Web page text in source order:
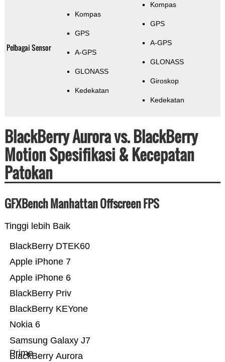
Pelbagai Sensor
Kompas
GPS
A-GPS
GLONASS
Kedekatan
Kompas
GPS
A-GPS
GLONASS
Giroskop
Kedekatan
BlackBerry Aurora vs. BlackBerry
Motion Spesifikasi & Kecepatan
Patokan
GFXBench Manhattan Offscreen FPS
Tinggi lebih Baik
BlackBerry Aurora
Samsung Galaxy J7
Prime
Nokia 6
BlackBerry KEYone
BlackBerry Priv
Apple iPhone 6
Apple iPhone 7
BlackBerry DTEK60